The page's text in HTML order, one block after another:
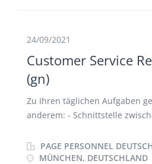
24/09/2021
Customer Service
(gn)
Zu Ihren täglichen Aufgaben
anderem: - Schnittstelle
Ziel der Serviceoptimierung -
Kundenaufträgen in SAP,
PAGE PERSONNEL
MÜNCHEN, DEUTSCHLAND